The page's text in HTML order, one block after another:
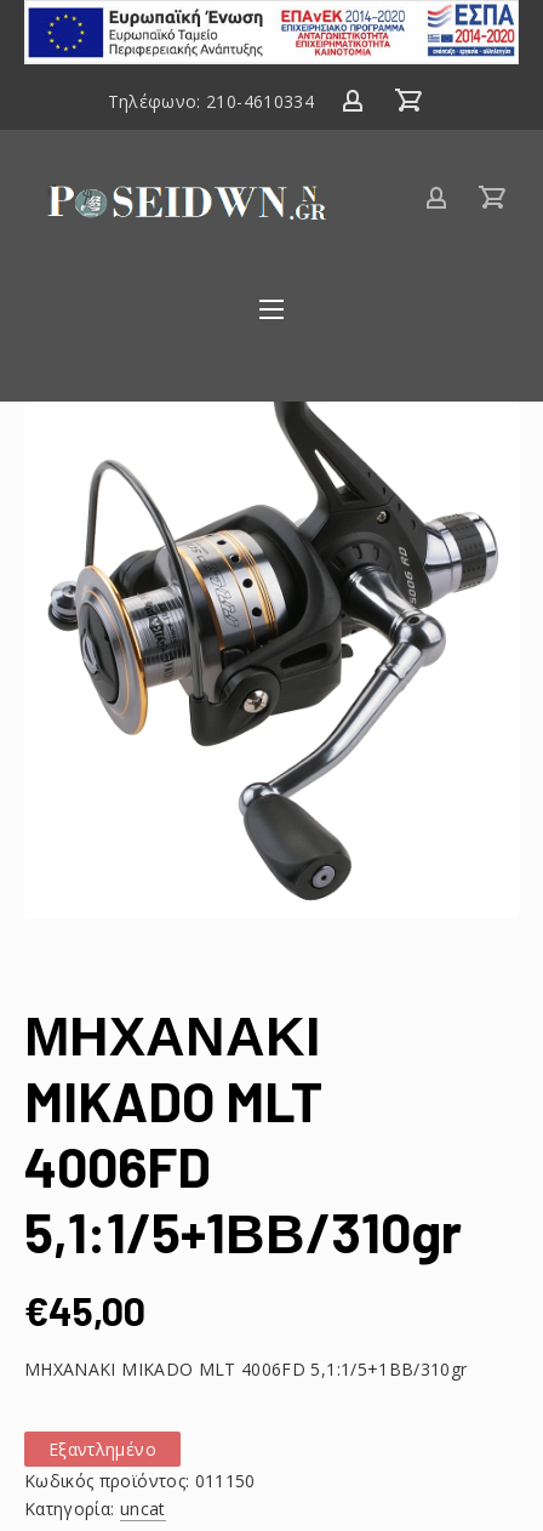
ΕΣΠΑ
2014-
2020
Τηλέφωνο: 210-4610334
Είδη
ΜΗΧΑΝΑΚΙ
MIKADO MLT
4006FD
5,1:1/5+1ΒΒ/310gr
€45,00
ΜΗΧΑΝΑΚΙ MIKADO MLT 4006FD 5,1:1/5+1ΒΒ/310gr
Εξαντλημένο
Κωδικός προϊόντος: 011150
Κατηγορία: uncat